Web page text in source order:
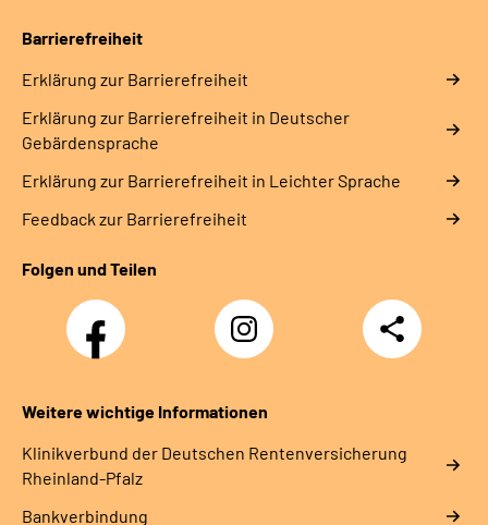
Barrierefreiheit
Erklärung zur Barrierefreiheit
Erklärung zur Barrierefreiheit in Deutscher
Gebärdensprache
Erklärung zur Barrierefreiheit in Leichter Sprache
Feedback zur Barrierefreiheit
Folgen und Teilen
Facebook
Instagram
DRV
Nachwuchskräfte
Teilen
Weitere wichtige Informationen
Klinikverbund der Deutschen Rentenversicherung
Rheinland-Pfalz
Bankverbindung